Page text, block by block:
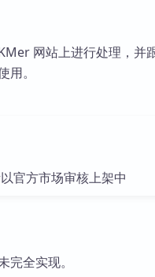
网站上进行处理，并
。
官方市场审核上架中
全实现。